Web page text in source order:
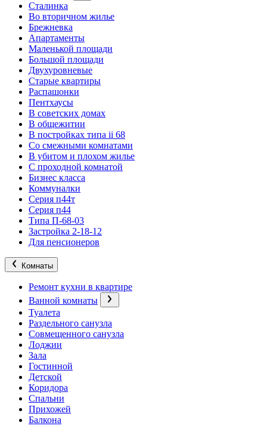
Сталинка
Во вторичном жилье
Брежневка
Апартаменты
Маленькой площади
Большой площади
Двухуровневые
Старые квартиры
Распашонки
Пентхаусы
В советских домах
В общежитии
В постройках типа ii 68
Со смежными комнатами
В убитом и плохом жилье
С проходной комнатой
Бизнес класса
Коммуналки
Серия п44т
Серия п44
Типа П-68-03
Застройка 2-18-12
Для пенсионеров
Комнаты
Ремонт кухни в квартире
Ванной комнаты
Туалета
Раздельного санузла
Совмещенного санузла
Лоджии
Зала
Гостинной
Детской
Коридора
Спальни
Прихожей
Балкона